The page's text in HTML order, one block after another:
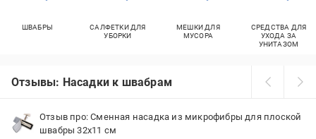
ШВАБРЫ
САЛФЕТКИ ДЛЯ
УБОРКИ
МЕШКИ ДЛЯ
МУСОРА
СРЕДСТВА ДЛЯ
УХОДА ЗА
УНИТАЗОМ
Отзывы: Насадки к швабрам
Отзыв про: Сменная насадка из микрофибры для плоской
швабры 32х11 см